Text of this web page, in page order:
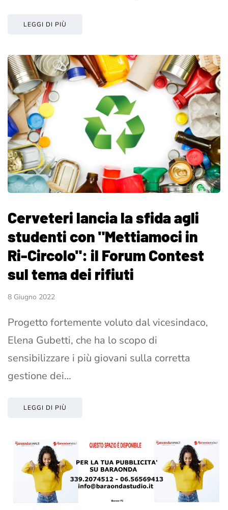
LEGGI DI PIÙ
Cerveteri lancia la sfida agli
studenti con "Mettiamoci in
Ri-Circolo": il Forum Contest
sul tema dei rifiuti
8 Giugno 2022
Progetto fortemente voluto dal vicesindaco,
Elena Gubetti, che ha lo scopo di
sensibilizzare i più giovani sulla corretta
gestione dei…
LEGGI DI PIÙ